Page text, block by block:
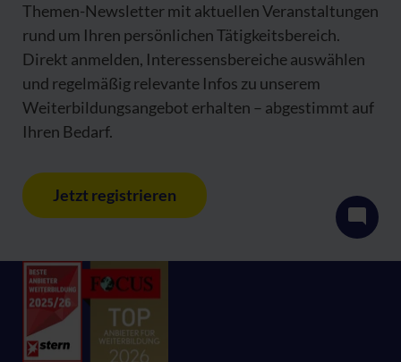
Themen-Newsletter mit aktuellen Veranstaltungen
rund um Ihren persönlichen Tätigkeitsbereich.
Direkt anmelden, Interessensbereiche auswählen
und regelmäßig relevante Infos zu unserem
Weiterbildungsangebot erhalten – abgestimmt auf
Ihren Bedarf.
Jetzt registrieren